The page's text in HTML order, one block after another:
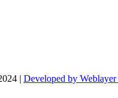
| Developed by